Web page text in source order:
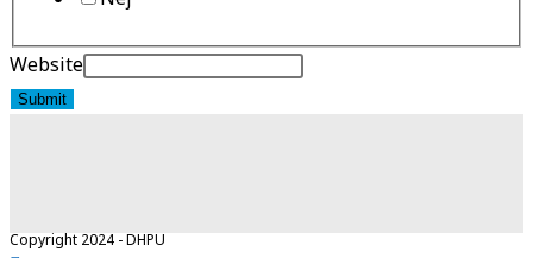
Website
Submit
Copyright 2024 - DHPU